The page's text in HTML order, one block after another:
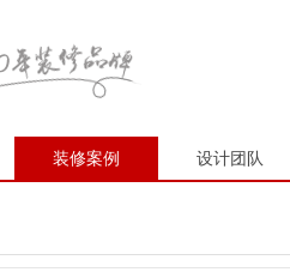
装修案例 设计团队